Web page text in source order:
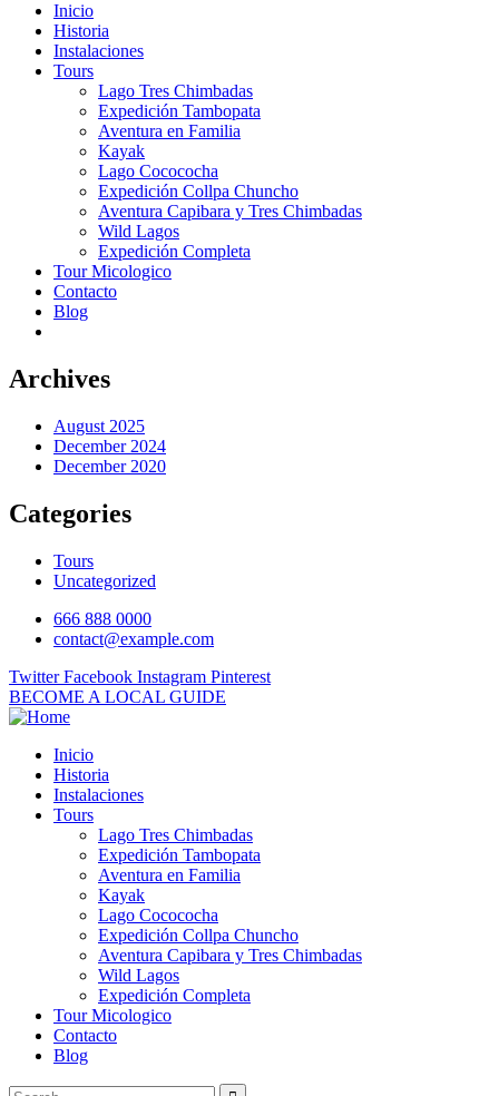
Inicio
Historia
Instalaciones
Tours
Lago Tres Chimbadas
Expedición Tambopata
Aventura en Familia
Kayak
Lago Cocococha
Expedición Collpa Chuncho
Aventura Capibara y Tres Chimbadas
Wild Lagos
Expedición Completa
Tour Micologico
Contacto
Blog
Archives
August 2025
December 2024
December 2020
Categories
Tours
Uncategorized
666 888 0000
contact@example.com
Twitter Facebook Instagram Pinterest
BECOME A LOCAL GUIDE
Inicio
Historia
Instalaciones
Tours
Lago Tres Chimbadas
Expedición Tambopata
Aventura en Familia
Kayak
Lago Cocococha
Expedición Collpa Chuncho
Aventura Capibara y Tres Chimbadas
Wild Lagos
Expedición Completa
Tour Micologico
Contacto
Blog